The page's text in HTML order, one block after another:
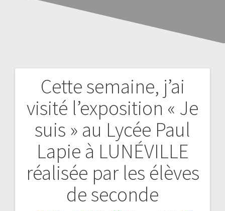
Cette semaine, j’ai
visité l’exposition « Je
suis » au Lycée Paul
Lapie à LUNÉVILLE
réalisée par les élèves
de seconde